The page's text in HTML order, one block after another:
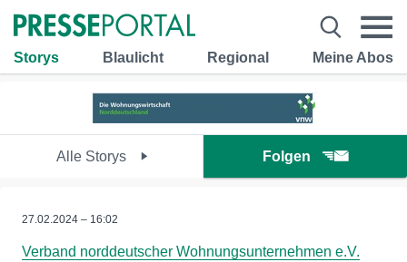
Storys Blaulicht Regional Meine Abos
Alle Storys Folgen
27.02.2024 – 16:02
Verband norddeutscher Wohnungsunternehmen e.V.